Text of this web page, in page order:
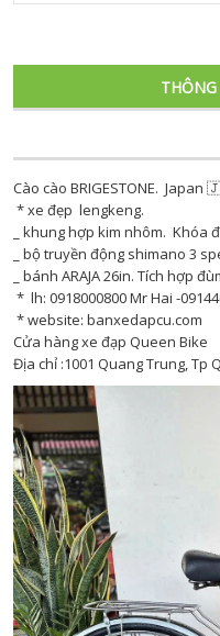
Cào cào BRIGESTONE.
* xe đẹp lengkeng.
_ khung hợp kim nhôm. Khóa
_ bộ truyền động shimano 3
_ bánh ARAJA 26in. Tích hợp
* lh: 0918000800 Mr Hai -
* website: banxedapcu.com
Cửa hàng xe đạp Queen Bike
Địa chỉ :1001 Quang Trung, Tp